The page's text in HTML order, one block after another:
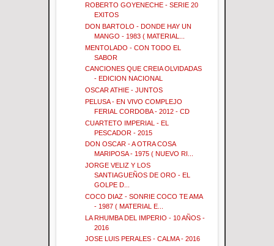
ROBERTO GOYENECHE - SERIE 20
EXITOS
DON BARTOLO - DONDE HAY UN
MANGO - 1983 ( MATERIAL...
MENTOLADO - CON TODO EL
SABOR
CANCIONES QUE CREIA OLVIDADAS
- EDICION NACIONAL
OSCAR ATHIE - JUNTOS
PELUSA - EN VIVO COMPLEJO
FERIAL CORDOBA - 2012 - CD
CUARTETO IMPERIAL - EL
PESCADOR - 2015
DON OSCAR - A OTRA COSA
MARIPOSA - 1975 ( NUEVO RI...
JORGE VELIZ Y LOS
SANTIAGUEÑOS DE ORO - EL
GOLPE D...
COCO DIAZ - SONRIE COCO TE AMA
- 1987 ( MATERIAL E...
LA RHUMBA DEL IMPERIO - 10 AÑOS -
2016
JOSE LUIS PERALES - CALMA - 2016